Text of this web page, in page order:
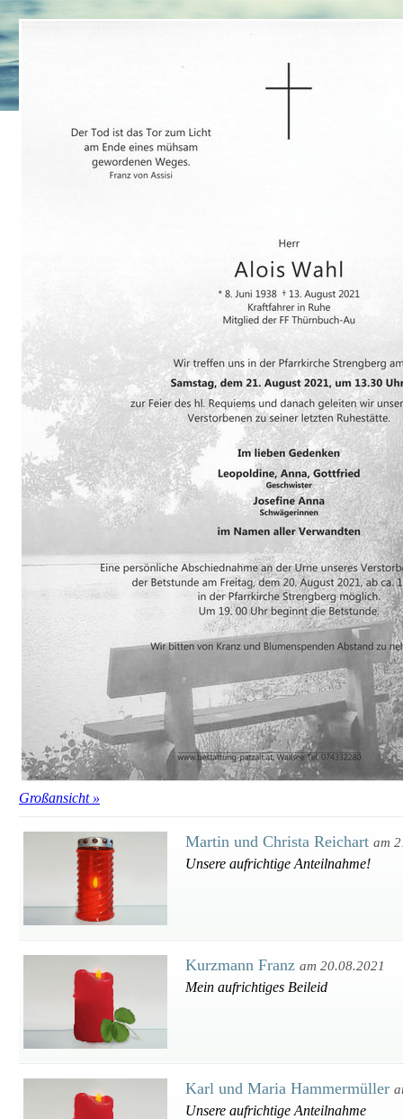
Großansicht »
Martin und Christa Reichart am
Unsere aufrichtige Anteilnahme!
Kurzmann Franz am 20.08.2021
Mein aufrichtiges Beileid
Karl und Maria Hammermüller
Unsere aufrichtige Anteilnahme